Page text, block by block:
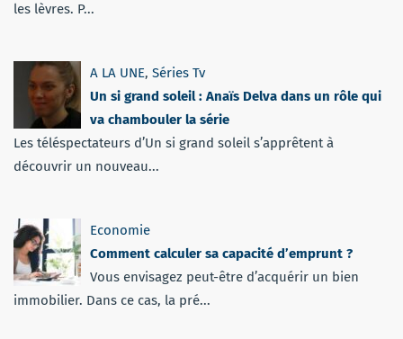
les lèvres. P...
A LA UNE, Séries Tv
Un si grand soleil : Anaïs Delva dans un rôle qui
va chambouler la série
Les téléspectateurs d’Un si grand soleil s’apprêtent à
découvrir un nouveau...
Economie
Comment calculer sa capacité d’emprunt ?
Vous envisagez peut-être d’acquérir un bien
immobilier. Dans ce cas, la pré...